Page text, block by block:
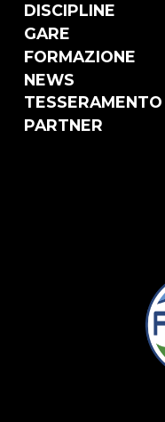
DISCIPLINE
GARE
FORMAZIONE
NEWS
TESSERAMENTO
PARTNER